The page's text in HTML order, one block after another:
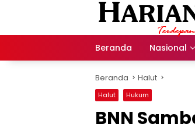
Beranda Nasional
Beranda Halut
Halut Hukum
BNN